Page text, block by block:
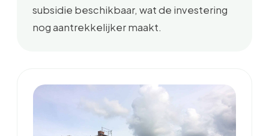
subsidie beschikbaar, wat de investering
nog aantrekkelijker maakt.